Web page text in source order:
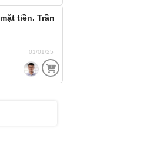
tiền. Trần
01/01/25